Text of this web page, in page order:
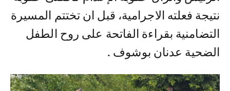
نتيجة فعلته الاجرامية، قبل ان تختتم المسيرة
التضامنية بقراءة الفاتحة على روح الطفل
الضحية عدنان بوشوف .